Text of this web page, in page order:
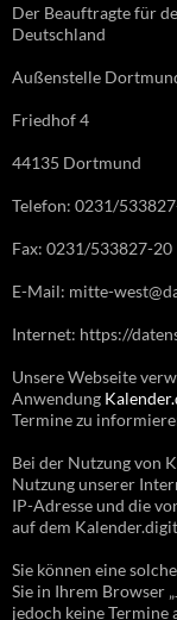
Der Beauftragte für
Deutschland
Außenstelle
Friedhof 4
44135 Dortmund
Telefon: 0231/
Fax: 0231/533827-20
E-Mail: mitte-
Internet: https://
Unsere Webseite
Anwendung
Termine zu
Bei der Nutzung von
Nutzung unserer
IP-Adresse und die
auf dem
Sie können eine
Sie in Ihrem Browser
jedoch keine Termine